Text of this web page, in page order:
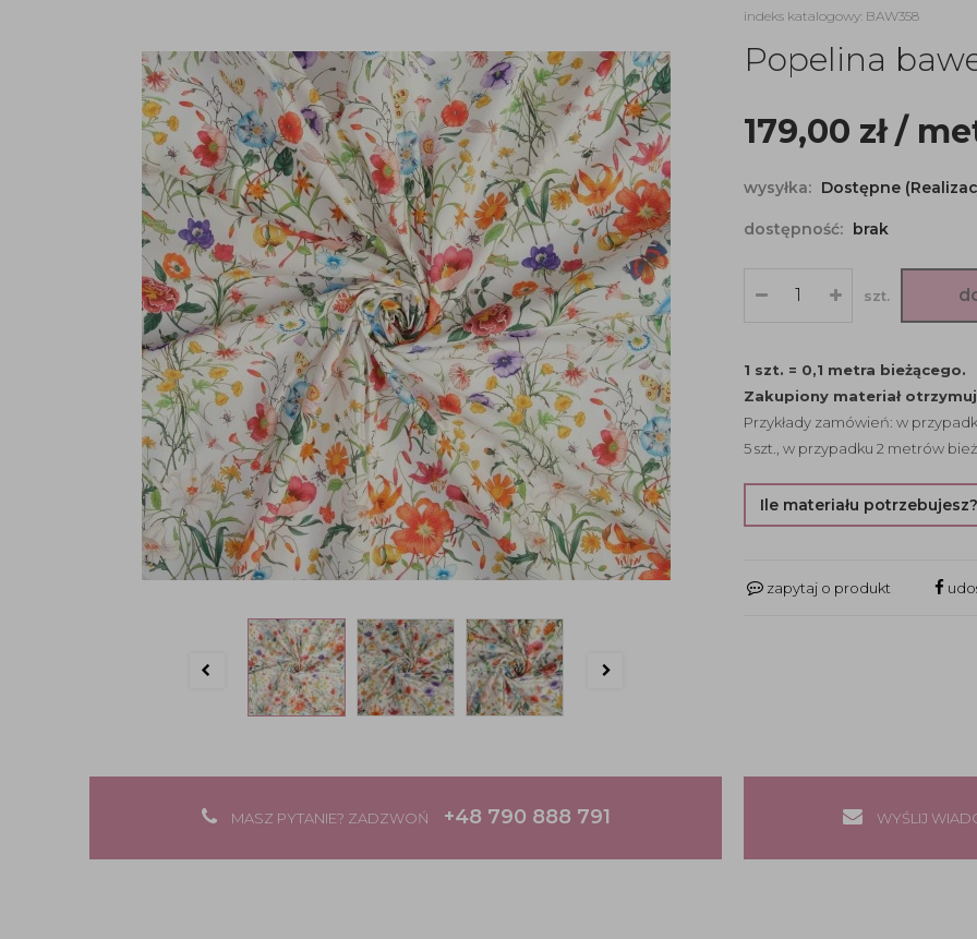
indeks katalogowy: BAW358
Popelina
179,00 zł/
wysyłka: Dostępne
dostępność: brak
szt.
1 szt. = 0,1 metra bieżącego.
Zakupiony materiał
Przykłady zamówień: w
5 szt., w przypadku 2 metrów
Ile materiału potrzebujesz?
zapytaj o produkt
MASZ PYTANIE? ZADZWOŃ +48 790 888 791 WYŚLIJ